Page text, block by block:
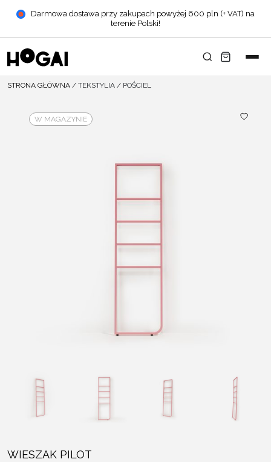
Darmowa dostawa przy zakupach powyżej 600 pln (+ VAT) na
terenie Polski!
STRONA GŁÓWNA / TEKSTYLIA / POŚCIEL
W MAGAZYNIE
WIESZAK PILOT